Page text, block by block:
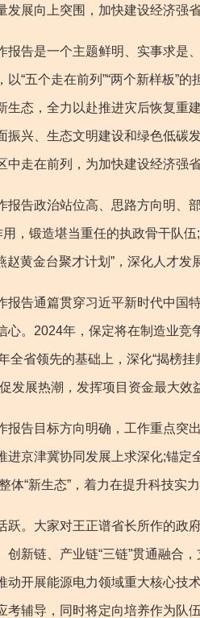
发展向上突围，加快建设经济强
是一个主题鲜明、实事求是
“五个走在前列”“两个新样板”
生态，全力以赴推进灾后恢复重
振兴、生态文明建设和绿色低碳
中走在前列，为加快建设经济强
政治站位高、思路方向明、
用，锻造堪当重任的执政骨干队
赵黄金台聚才计划”，深化人才
通篇贯穿习近平新时代中国
。2024年，保定将在制造业竞
全省领先的基础上，深化“揭榜
发展热潮，发挥项目资金最大效
目标方向明确，工作重点突
京津冀协同发展上求深化;锚定
体“新生态”，着力在提升科技实
大家对王正谱省长所作的政
创新链、产业链“三链”贯通融合
动开展能源电力领域重大核心技
考辅导，同时将定向培养作为队